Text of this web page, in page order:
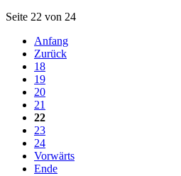
Seite 22 von 24
Anfang
Zurück
18
19
20
21
22
23
24
Vorwärts
Ende